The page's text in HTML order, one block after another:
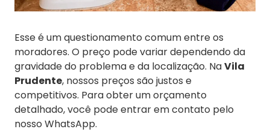
Esse é um questionamento comum entre os
moradores. O preço pode variar dependendo da
gravidade do problema e da localização. NaVila
Prudente, nossos preços são justos e
competitivos. Para obter um orçamento
detalhado, você pode entrar em contato pelo
nosso WhatsApp.